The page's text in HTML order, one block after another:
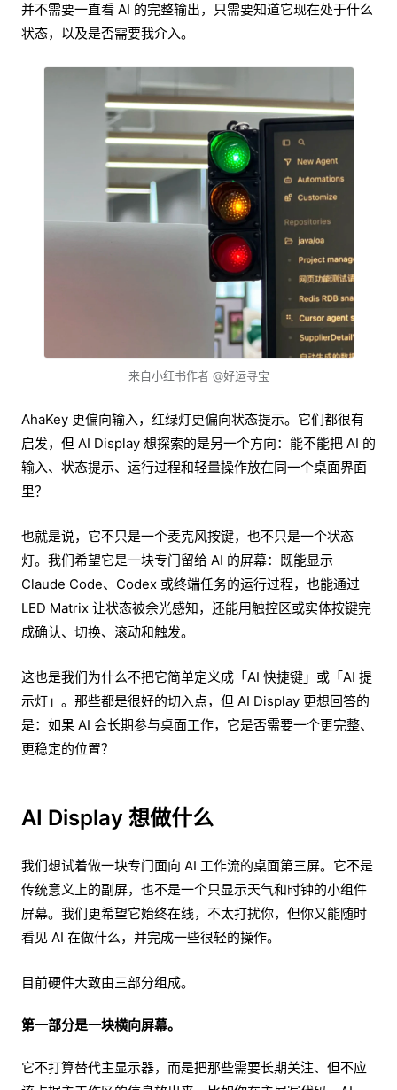
并不需要一直看 AI 的完整输出，只需要知道它现在处于什么
状态，以及是否需要我介入。
来自小红书作者 @好运寻宝
AhaKey 更偏向输入，红绿灯更偏向状态提示。它们都很有
启发，但 AI Display 想探索的是另一个方向：能不能把 AI 的
输入、状态提示、运行过程和轻量操作放在同一个桌面界面
里？
也就是说，它不只是一个麦克风按键，也不只是一个状态
灯。我们希望它是一块专门留给 AI 的屏幕：既能显示
Claude Code、Codex 或终端任务的运行过程，也能通过
LED Matrix 让状态被余光感知，还能用触控区或实体按键完
成确认、切换、滚动和触发。
这也是我们为什么不把它简单定义成「AI 快捷键」或「AI 提
示灯」。那些都是很好的切入点，但 AI Display 更想回答的
是：如果 AI 会长期参与桌面工作，它是否需要一个更完整、
更稳定的位置？
AI Display 想做什么
我们想试着做一块专门面向 AI 工作流的桌面第三屏。它不是
传统意义上的副屏，也不是一个只显示天气和时钟的小组件
屏幕。我们更希望它始终在线，不太打扰你，但你又能随时
看见 AI 在做什么，并完成一些很轻的操作。
目前硬件大致由三部分组成。
第一部分是一块横向屏幕。
它不打算替代主显示器，而是把那些需要长期关注、但不应